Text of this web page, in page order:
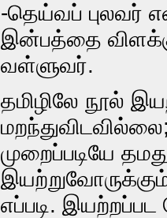
-தெய்வப்‌ புலவர்‌
இன்பத்தை
வள்ளுவர்‌.
தமிழிலே நூல்‌
முறைப்படியே
எப்படி.